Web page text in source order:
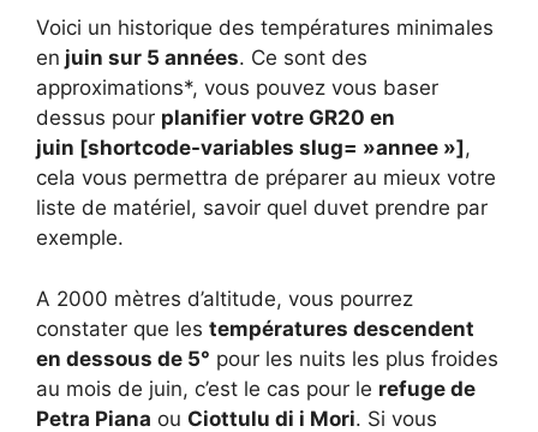
Voici un historique des températures minimales
en juin sur 5 années. Ce sont des
approximations*, vous pouvez vous baser
dessus pour planifier votre GR20 en
juin [shortcode-variables slug= »annee »],
cela vous permettra de préparer au mieux votre
liste de matériel, savoir quel duvet prendre par
exemple.
A 2000 mètres d’altitude, vous pourrez
constater que les températures descendent
en dessous de 5° pour les nuits les plus froides
au mois de juin, c’est le cas pour le refuge de
Petra Piana ou Ciottulu di i Mori. Si vous